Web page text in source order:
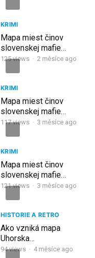
KRIMI
Mapa miest činov
slovenskej mafie
(2004) 10. ČASŤ
125views · 2 měsíce ago
KRIMI
Mapa miest činov
slovenskej mafie
(2003) 9. ČASŤ
117views · 3 měsíce ago
KRIMI
Mapa miest činov
slovenskej mafie
(2002) 8. ČASŤ
121views · 3 měsíce ago
HISTORIE A RETRO
Ako vzniká mapa
Uhorska…
94views · 4 měsíce ago